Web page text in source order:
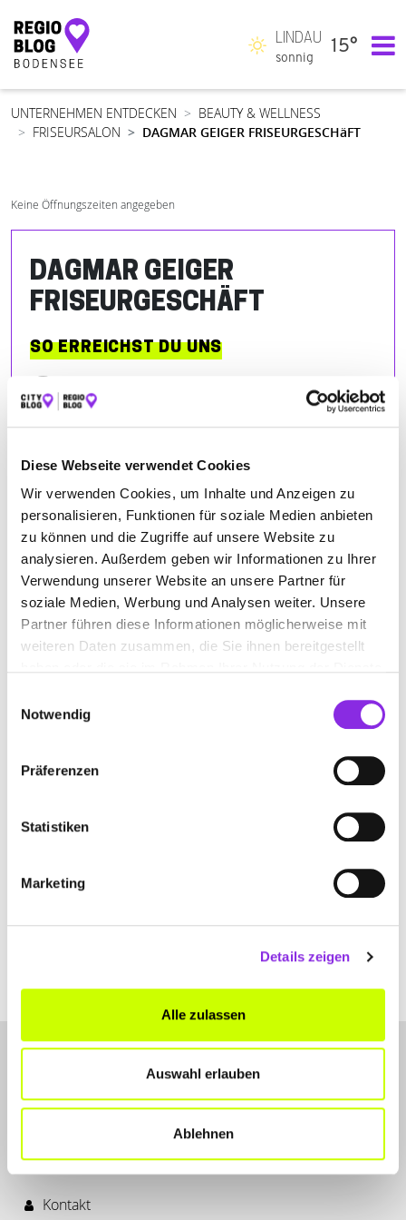
Diese Webseite verwendet Cookies
Wir verwenden Cookies, um Inhalte und Anzeigen zu
personalisieren, Funktionen für soziale Medien anbieten
zu können und die Zugriffe auf unsere Website zu
analysieren. Außerdem geben wir Informationen zu Ihrer
Verwendung unserer Website an unsere Partner für
soziale Medien, Werbung und Analysen weiter. Unsere
Partner führen diese Informationen möglicherweise mit
weiteren Daten zusammen, die Sie ihnen bereitgestellt
Notwendig
Präferenzen
Statistiken
Marketing
Details zeigen
Alle zulassen
Auswahl erlauben
Ablehnen
Hauptnavigation
LINDAU
sonnig
15°
UNTERNEHMEN ENTDECKEN
BEAUTY & WELLNESS
FRISEURSALON
DAGMAR GEIGER FRISEURGESCHäFT
Keine Öffnungszeiten angegeben
DAGMAR GEIGER
FRISEURGESCHÄFT
SO ERREICHST DU UNS
Silcherstraße 4
| 88046 Friedrichshafen DE
+49754122822
dagmar-geiger-
friseurgeschaeft.weblocator.de
ANFAHRT
Kontakt